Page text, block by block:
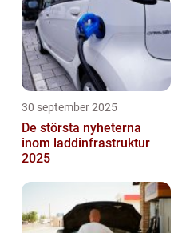
30 september 2025
De största nyheterna
inom laddinfrastruktur
2025